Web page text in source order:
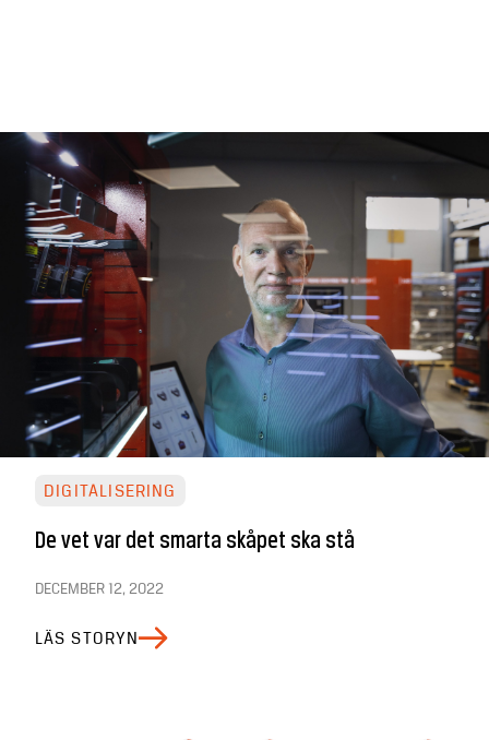
DIGITALISERING
De vet var det smarta skåpet ska stå
DECEMBER 12, 2022
LÄS STORYN